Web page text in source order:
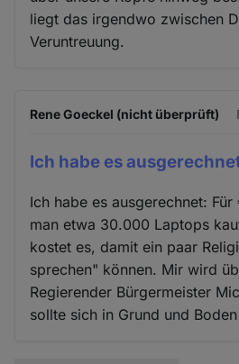
liegt das irgendwo zwischen
Veruntreuung.
Rene Goeckel (nicht überprüft)
Ich habe es
Ich habe es ausgerechnet:
man etwa 30.000 Laptops
kostet es, damit ein paar
sprechen" können. Mir wird
Regierender Bürgermeister
sollte sich in Grund und